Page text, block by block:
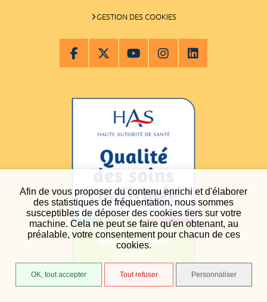
Afin de vous proposer du contenu enrichi et d'élaborer
des statistiques de fréquentation, nous sommes
susceptibles de déposer des cookies tiers sur votre
machine. Cela ne peut se faire qu'en obtenant, au
préalable, votre consentement pour chacun de ces
cookies.
OK, tout accepter Tout refuser Personnaliser
GESTION DES COOKIES